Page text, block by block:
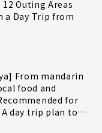
Outing Areas
a Day Trip from
From mandarin
food and
for
day trip plan to
Town